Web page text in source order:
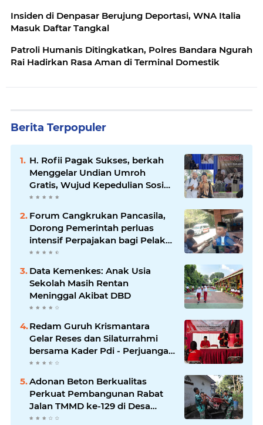
Insiden di Denpasar Berujung Deportasi, WNA Italia
Masuk Daftar Tangkal
Patroli Humanis Ditingkatkan, Polres Bandara Ngurah
Rai Hadirkan Rasa Aman di Terminal Domestik
Berita Terpopuler
H. Rofii Pagak Sukses, berkah
Menggelar Undian Umroh
Gratis, Wujud Kepedulian Sosial
berbagi.
Forum Cangkrukan Pancasila,
Dorong Pemerintah perluas
intensif Perpajakan bagi Pelaku
Usaha UMKM.
Data Kemenkes: Anak Usia
Sekolah Masih Rentan
Meninggal Akibat DBD
Redam Guruh Krismantara
Gelar Reses dan Silaturrahmi
bersama Kader Pdi - Perjuangan
Se -Kecamatan Lawang.
Adonan Beton Berkualitas
Perkuat Pembangunan Rabat
Jalan TMMD ke-129 di Desa
Ledoktempuro